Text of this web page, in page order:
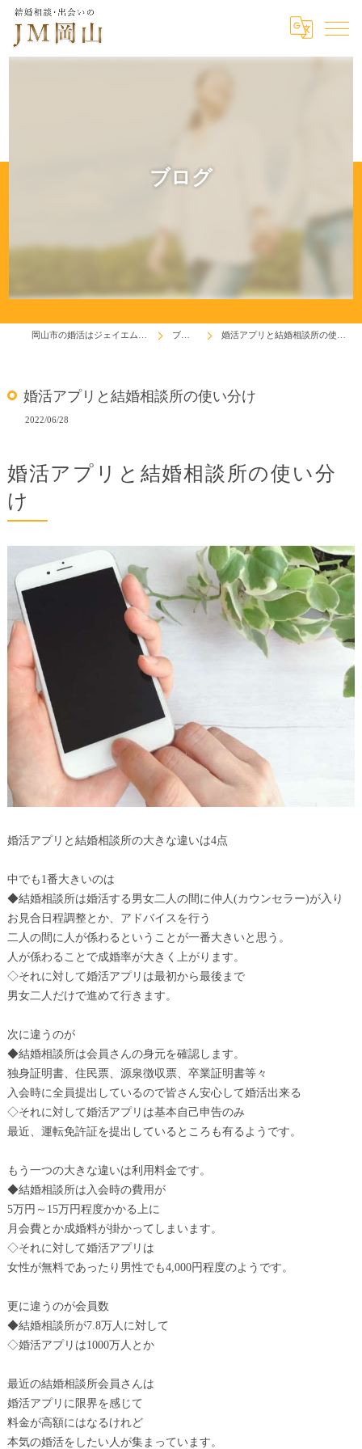
ブログ
ブログ 婚活アプリと結婚相談所の使い分け
婚活アプリと結婚相談所の使い分け
2022/06/28
婚活アプリと結婚相談所の使い分
け
婚活アプリと結婚相談所の大きな違いは4点
中でも1番大きいのは
◆結婚相談所は婚活する男女二人の間に仲人(カウンセラー)が入り
お見合日程調整とか、アドバイスを行う
二人の間に人が係わるということが一番大きいと思う。
人が係わることで成婚率が大きく上がります。
◇それに対して婚活アプリは最初から最後まで
男女二人だけで進めて行きます。
次に違うのが
◆結婚相談所は会員さんの身元を確認します。
独身証明書、住民票、源泉徴収票、卒業証明書等々
入会時に全員提出しているので皆さん安心して婚活出来る
◇それに対して婚活アプリは基本自己申告のみ
最近、運転免許証を提出しているところも有るようです。
もう一つの大きな違いは利用料金です。
◆結婚相談所は入会時の費用が
5万円～15万円程度かかる上に
月会費とか成婚料が掛かってしまいます。
◇それに対して婚活アプリは
女性が無料であったり男性でも4,000円程度のようです。
更に違うのが会員数
◆結婚相談所が7.8万人に対して
◇婚活アプリは1000万人とか
最近の結婚相談所会員さんは
婚活アプリに限界を感じて
料金が高額にはなるけれど
本気の婚活をしたい人が集まっています。